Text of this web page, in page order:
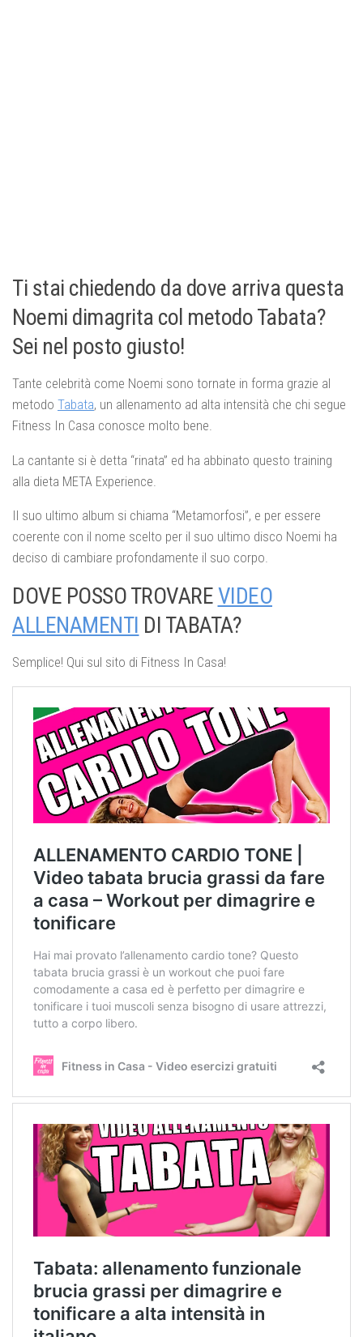
Ti stai chiedendo da dove arriva questa
Noemi dimagrita col metodo Tabata?
Sei nel posto giusto!
Tante celebrità come Noemi sono tornate in forma grazie al
metodo Tabata, un allenamento ad alta intensità che chi segue
Fitness In Casa conosce molto bene.
La cantante si è detta “rinata” ed ha abbinato questo training
alla dieta META Experience.
Il suo ultimo album si chiama “Metamorfosi”, e per essere
coerente con il nome scelto per il suo ultimo disco Noemi ha
deciso di cambiare profondamente il suo corpo.
DOVE POSSO TROVAREVIDEO
ALLENAMENTI DI TABATA?
Semplice! Qui sul sito di Fitness In Casa!